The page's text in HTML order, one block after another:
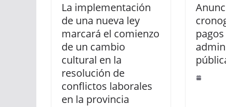
La implementación
de una nueva ley
marcará el comienzo
de un cambio
cultural en la
resolución de
conflictos laborales
en la provincia